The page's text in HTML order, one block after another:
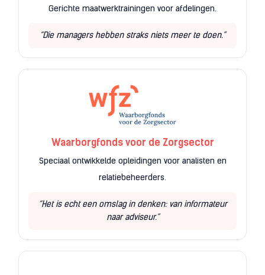
Gerichte maatwerktrainingen voor afdelingen.
“Die managers hebben straks niets meer te doen.”
Waarborgfonds voor de Zorgsector
Speciaal ontwikkelde opleidingen voor analisten en
relatiebeheerders.
“Het is echt een omslag in denken: van informateur
naar adviseur.”